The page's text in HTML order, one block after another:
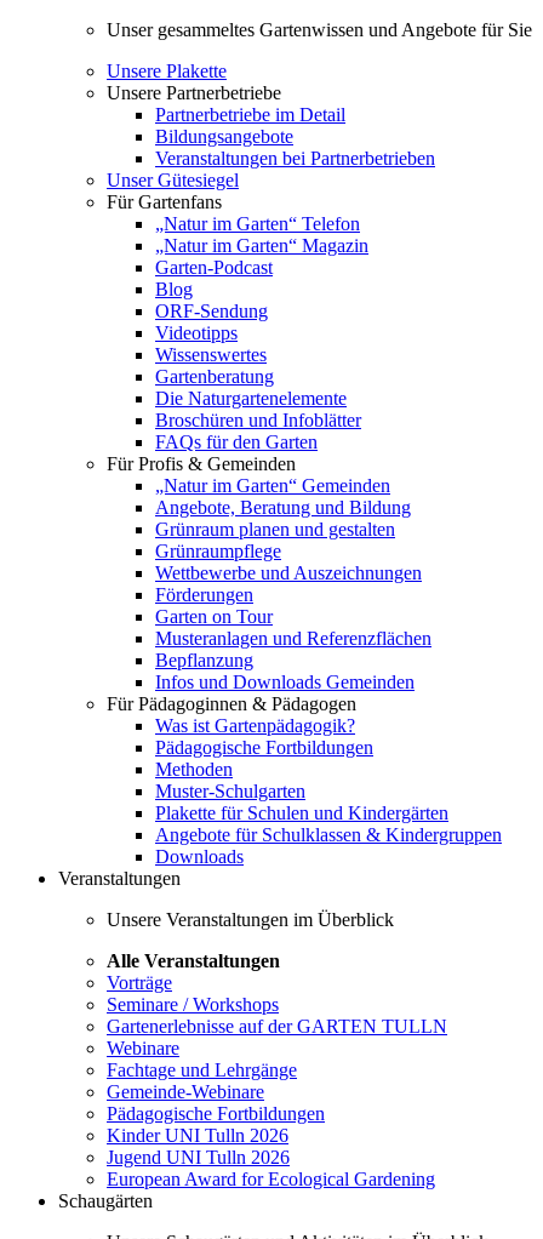
Unser gesammeltes Gartenwissen und Angebote für Sie
Unsere Plakette
Unsere Partnerbetriebe
Partnerbetriebe im Detail
Bildungsangebote
Veranstaltungen bei Partnerbetrieben
Unser Gütesiegel
Für Gartenfans
„Natur im Garten“ Telefon
„Natur im Garten“ Magazin
Garten-Podcast
Blog
ORF-Sendung
Videotipps
Wissenswertes
Gartenberatung
Die Naturgartenelemente
Broschüren und Infoblätter
FAQs für den Garten
Für Profis & Gemeinden
„Natur im Garten“ Gemeinden
Angebote, Beratung und Bildung
Grünraum planen und gestalten
Grünraumpflege
Wettbewerbe und Auszeichnungen
Förderungen
Garten on Tour
Musteranlagen und Referenzflächen
Bepflanzung
Infos und Downloads Gemeinden
Für Pädagoginnen & Pädagogen
Was ist Gartenpädagogik?
Pädagogische Fortbildungen
Methoden
Muster-Schulgarten
Plakette für Schulen und Kindergärten
Angebote für Schulklassen & Kindergruppen
Downloads
Veranstaltungen
Unsere Veranstaltungen im Überblick
Alle Veranstaltungen
Vorträge
Seminare / Workshops
Gartenerlebnisse auf der GARTEN TULLN
Webinare
Fachtage und Lehrgänge
Gemeinde-Webinare
Pädagogische Fortbildungen
Kinder UNI Tulln 2026
Jugend UNI Tulln 2026
European Award for Ecological Gardening
Schaugärten